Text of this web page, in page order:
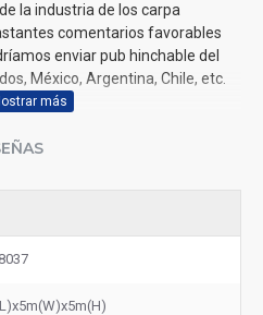
la industria de los carpa
comentarios favorables
enviar pub hinchable del
México, Argentina, Chile, etc.